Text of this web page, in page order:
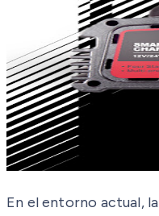
En el entorno actual,